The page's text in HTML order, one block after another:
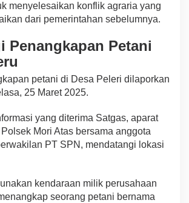
menyelesaikan konflik agraria yang
dari pemerintahan sebelumnya.
Penangkapan Petani
petani di Desa Peleri dilaporkan
25 Maret 2025.
yang diterima Satgas, aparat
Mori Atas bersama anggota
PT SPN, mendatangi lokasi
kendaraan milik perusahaan
seorang petani bernama